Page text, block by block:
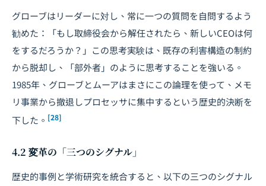
グローブはリーダーに対し、常に一つの質問を自問するよう
勧めた：「もし取締役会から解任されたら、新しいCEOは何
をするだろうか？」この思考実験は、既存の利害構造の制約
から脱却し、「部外者」のように思考することを強いる。
1985年、グローブとムーアはまさにこの論理を使って、メモ
リ事業から撤退しプロセッサに集中するという歴史的決断を
下した。 [28]
4.2 変革の「三つのシグナル」
歴史的事例と学術研究を統合すると、以下の三つのシグナル